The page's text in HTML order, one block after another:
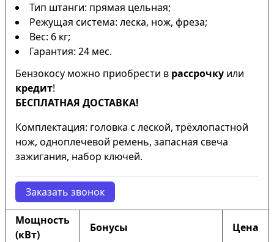
Тип штанги: прямая цельная;
Режущая система: леска, нож, фреза;
Вес: 6 кг;
Гарантия: 24 мес.
Бензокосу можно приобрести в рассрочку или
кредит!
БЕСПЛАТНАЯ ДОСТАВКА!
Комплектация: головка с леской, трёхлопастной
нож, одноплечевой ремень, запасная свеча
зажигания, набор ключей.
Заказать звонок
Мощность
(кВт)
Бонусы Цена